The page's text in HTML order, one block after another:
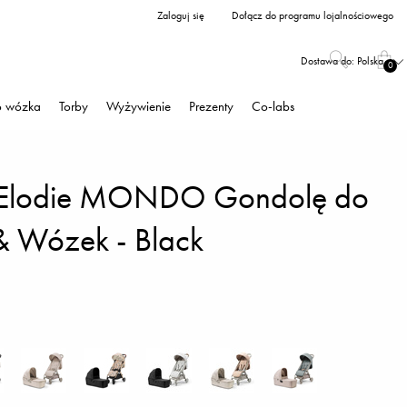
Zaloguj się Dołącz do programu lojalnościowego
Dostawa do: Polska 0
wózka Torby Wyżywienie Prezenty Co-labs
MONDO Gondolę do
Wózek - Black